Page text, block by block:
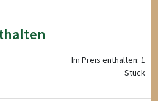
Im Preis enthalten: 1
Stück